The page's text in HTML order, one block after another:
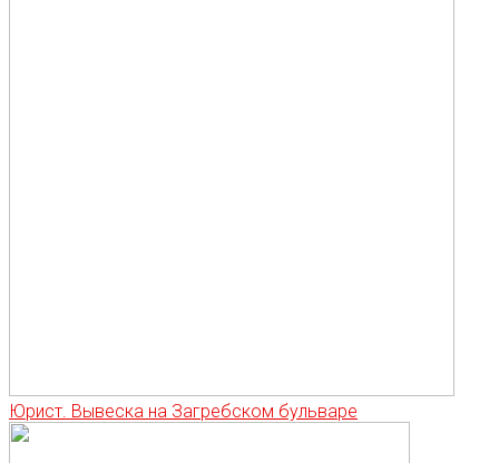
Юрист. Вывеска на Загребском бульваре